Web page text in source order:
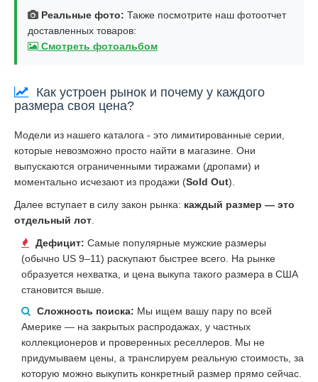
Реальные фото: Также посмотрите наш фотоотчет
доставленных товаров:
Смотреть фотоальбом
Как устроен рынок и почему у каждого
размера своя цена?
Модели из нашего каталога - это лимитированные серии,
которые невозможно просто найти в магазине. Они
выпускаются ограниченными тиражами (дропами) и
моментально исчезают из продажи (Sold Out).
Далее вступает в силу закон рынка: каждый размер — это
отдельный лот
Дефицит: Самые популярные мужские размеры
(обычно US 9–11) раскупают быстрее всего. На рынке
образуется нехватка, и цена выкупа такого размера в США
становится выше.
Сложность поиска: Мы ищем вашу пару по всей
Америке — на закрытых распродажах, у частных
коллекционеров и проверенных реселлеров. Мы не
придумываем цены, а транслируем реальную стоимость, за
которую можно выкупить конкретный размер прямо сейчас.